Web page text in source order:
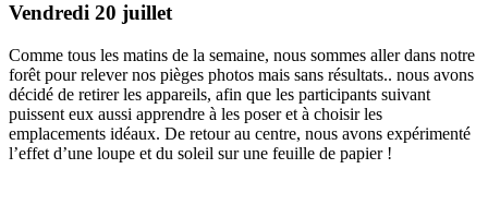
Vendredi 20 juillet
Comme tous les matins de la semaine, nous sommes aller dans notre
forêt pour relever nos pièges photos mais sans résultats.. nous avons
décidé de retirer les appareils, afin que les participants suivant
puissent eux aussi apprendre à les poser et à choisir les
emplacements idéaux. De retour au centre, nous avons expérimenté
l’effet d’une loupe et du soleil sur une feuille de papier !